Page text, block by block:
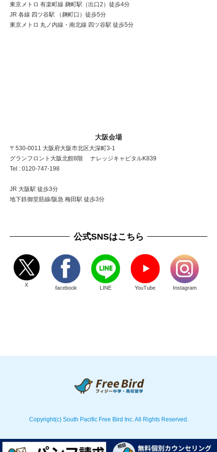
東京メトロ 有楽町線 麹町駅（出口2）徒歩4分
JR 各線 四ツ谷駅 （麹町口）徒歩5分
東京メトロ 丸ノ内線・南北線 四ツ谷駅 徒歩5分
大阪会場
〒530-0011 大阪府大阪市北区大深町3-1
グランフロント大阪北館8階 ナレッジキャピタルK839
Tel : 0120-747-198
JR 大阪駅 徒歩3分
地下鉄御堂筋線/阪急 梅田駅 徒歩3分
公式SNSはこちら
X facebook LINE YouTube Instagram
Copyright(c) South Pacific Free Bird Inc. All Rights Reserved.